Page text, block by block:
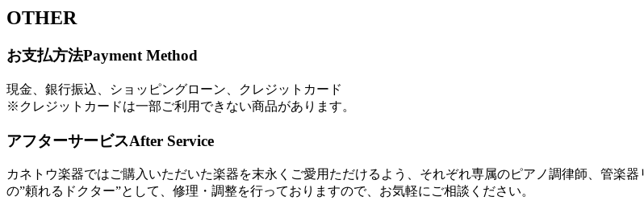
OTHER
お支払方法Payment Method
現金、銀行振込、ショッピングローン、クレジットカード
※クレジットカードは一部ご利用できない商品があります。
アフターサービスAfter Service
カネトウ楽器ではご購入いただいた楽器を末永くご愛用ただけるよう、それぞれ専属のピアノ調律師、管楽
の”頼れるドクター”として、修理・調整を行っておりますので、お気軽にご相談ください。